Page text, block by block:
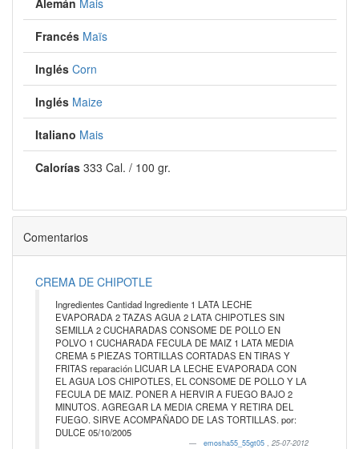
Alemán Mais
Francés Maïs
Inglés Corn
Inglés Maize
Italiano Mais
Calorías 333 Cal. / 100 gr.
Comentarios
CREMA DE CHIPOTLE
Ingredientes Cantidad Ingrediente 1 LATA LECHE
EVAPORADA 2 TAZAS AGUA 2 LATA CHIPOTLES SIN
SEMILLA 2 CUCHARADAS CONSOME DE POLLO EN
POLVO 1 CUCHARADA FECULA DE MAIZ 1 LATA MEDIA
CREMA 5 PIEZAS TORTILLAS CORTADAS EN TIRAS Y
FRITAS reparación LICUAR LA LECHE EVAPORADA CON
EL AGUA LOS CHIPOTLES, EL CONSOME DE POLLO Y LA
FECULA DE MAIZ. PONER A HERVIR A FUEGO BAJO 2
MINUTOS. AGREGAR LA MEDIA CREMA Y RETIRA DEL
FUEGO. SIRVE ACOMPAÑADO DE LAS TORTILLAS. por:
DULCE 05/10/2005
emosha55_55gt05 , 25-07-2012